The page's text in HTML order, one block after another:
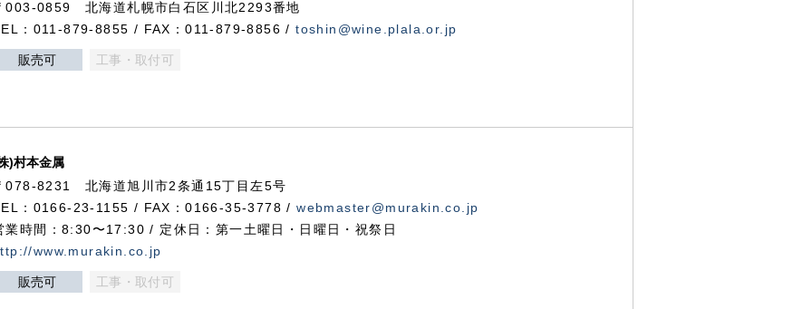
003-0859 北海道札幌市白石区川北2293番地
：011-879-8855 / FAX：011-879-8856 /toshin@wine.plala.or.jp
販売可 工事・取付可
)村本金属
078-8231 北海道旭川市2条通15丁目左5号
：0166-23-1155 / FAX：0166-35-3778 /webmaster@murakin.co.jp
業時間：8:30〜17:30 / 定休日：第一土曜日・日曜日・祝祭日
www.murakin.co.jp
販売可 工事・取付可